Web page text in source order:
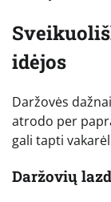
idėjos
Daržovės
atrodo per
gali tapti
Daržovių